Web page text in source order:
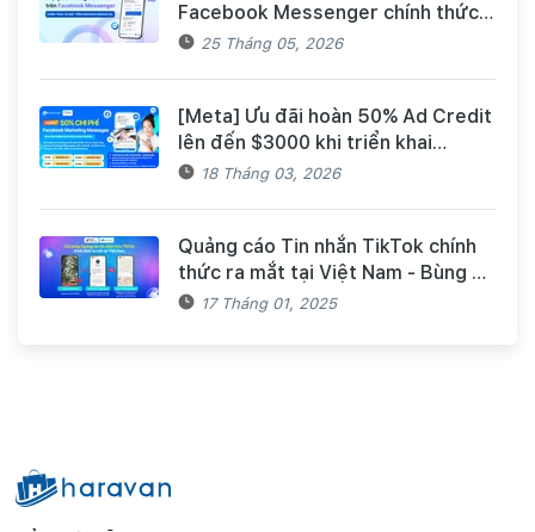
Facebook Messenger chính thức
có mặt trên Haravan Harasocial
25 Tháng 05, 2026
[Meta] Ưu đãi hoàn 50% Ad Credit
lên đến $3000 khi triển khai
Facebook Marketing Messages
18 Tháng 03, 2026
Quảng cáo Tin nhắn TikTok chính
thức ra mắt tại Việt Nam - Bùng nổ
doanh số mùa Tết cùng TikTok và
17 Tháng 01, 2025